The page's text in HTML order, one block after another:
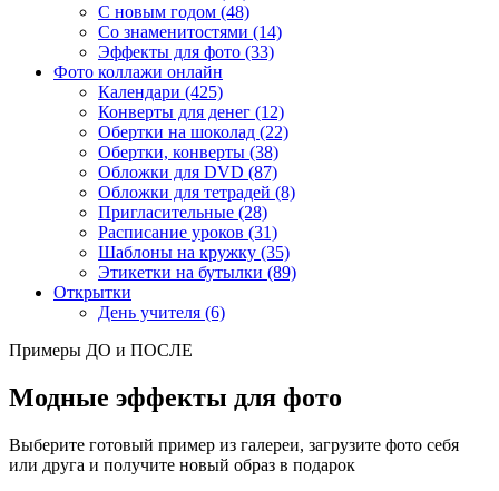
С новым годом (48)
Со знаменитостями (14)
Эффекты для фото (33)
Фото коллажи онлайн
Календари (425)
Конверты для денег (12)
Обертки на шоколад (22)
Обертки, конверты (38)
Обложки для DVD (87)
Обложки для тетрадей (8)
Пригласительные (28)
Расписание уроков (31)
Шаблоны на кружку (35)
Этикетки на бутылки (89)
Открытки
День учителя (6)
Примеры ДО и ПОСЛЕ
Модные эффекты для фото
Выберите готовый пример из галереи, загрузите фото себя
или друга и получите новый образ в подарок